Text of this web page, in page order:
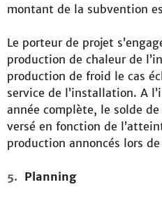
montant de la subvention
Le porteur de projet
production de chaleur de
production de froid le cas
service de l’installation. A
année complète, le solde
versé en fonction de
production annoncés lors
Planning